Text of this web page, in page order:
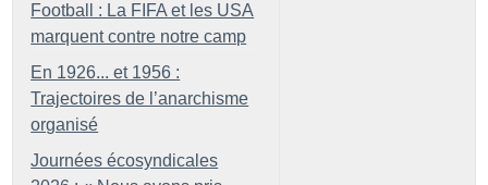
Football : La FIFA et les USA
marquent contre notre camp
En 1926... et 1956 :
Trajectoires de l’anarchisme
organisé
Journées écosyndicales